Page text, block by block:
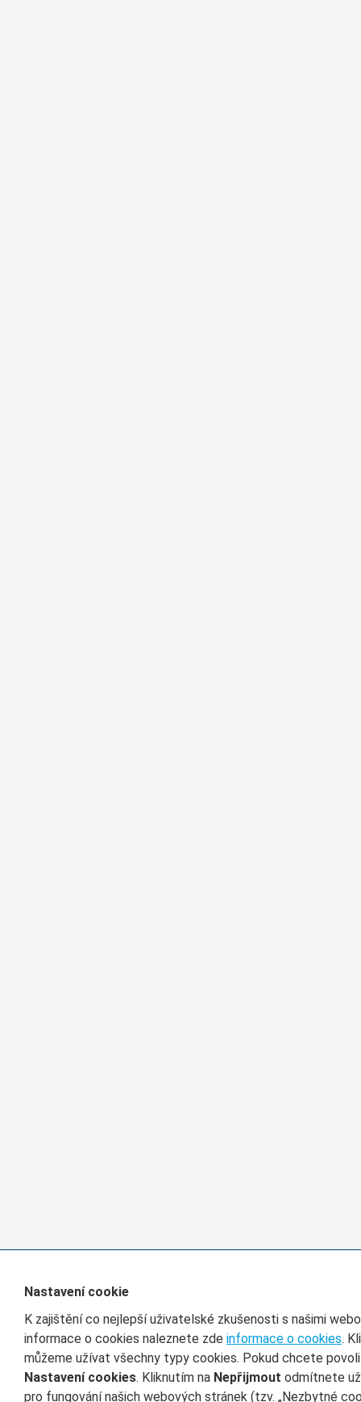
Nastavení cookie
K zajištění co nejlepší uživatelské zkušenosti s našimi
informace o cookies naleznete zde informace o cookies.
můžeme užívat všechny typy cookies. Pokud chcete
Nastavení cookies. Kliknutím na Nepřijmout odmítnete
pro fungování našich webových stránek (tzv. „Nezbytné